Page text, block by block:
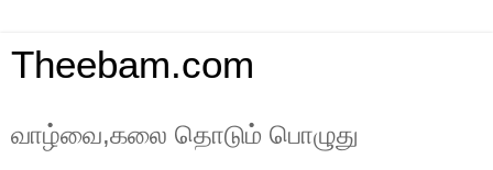
Theebam.com
வாழ்வை,கலை தொடும் பொழுது